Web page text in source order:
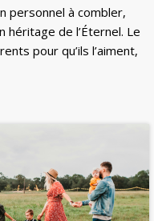
personnel à combler,
héritage de l’Éternel. Le
pour qu’ils l’aiment,